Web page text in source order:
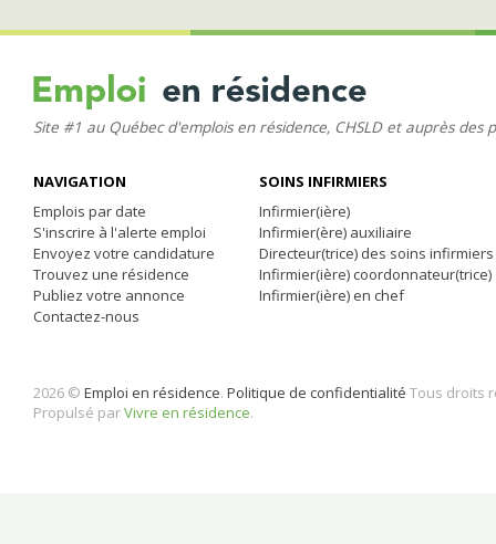
Site #1 au Québec d'emplois en résidence, CHSLD et auprès des
NAVIGATION
Emplois par date
S'inscrire à l'alerte emploi
Envoyez votre candidature
Trouvez une résidence
Publiez votre annonce
Contactez-nous
SOINS INFIRMIERS
Infirmier(ière)
Infirmier(ère) auxiliaire
Directeur(trice) des soins infirmiers
Infirmier(ière) coordonnateur(trice)
Infirmier(ière) en chef
2026 © Emploi en résidence. Politique de confidentialité Tous droits
Propulsé parVivre en résidence.